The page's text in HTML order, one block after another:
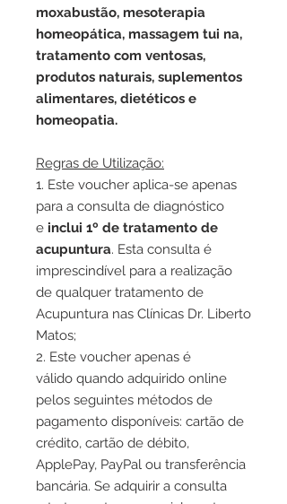
moxabustão, mesoterapia
homeopática, massagem tui na,
tratamento com ventosas,
produtos naturais, suplementos
alimentares, dietéticos e
homeopatia.
Regras de Utilização:
1. Este voucher aplica-se apenas
para a consulta de diagnóstico
e inclui 1º de tratamento de
acupuntura. Esta consulta é
imprescindível para a realização
de qualquer tratamento de
Acupuntura nas Clínicas Dr. Liberto
Matos;
2. Este voucher apenas é
válido quando adquirido online
pelos seguintes métodos de
pagamento disponíveis: cartão de
crédito, cartão de débito,
ApplePay, PayPal ou transferência
bancária. Se adquirir a consulta